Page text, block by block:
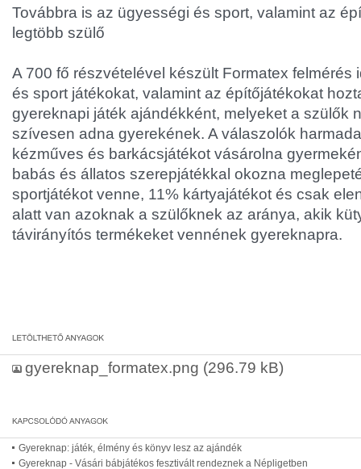
Továbbra is az ügyességi és sport, valamint az
legtöbb szülő
A 700 fő részvételével készült Formatex felmérés
és sport játékokat, valamint az építőjátékokat
gyereknapi játék ajándékként, melyeket a szülők
szívesen adna gyerekének. A válaszolók
kézműves és barkácsjátékot vásárolna
babás és állatos szerepjátékkal okozna
sportjátékot venne, 11% kártyajátékot és csak
alatt van azoknak a szülőknek az aránya, akik
távirányítós termékeket vennének gyereknapra.
gyereknap_formatex.png (296.79 kB)
Gyereknap: játék, élmény és könyv lesz az ajándék
Gyereknap - Vásári bábjátékos fesztivált rendeznek a Népligetben